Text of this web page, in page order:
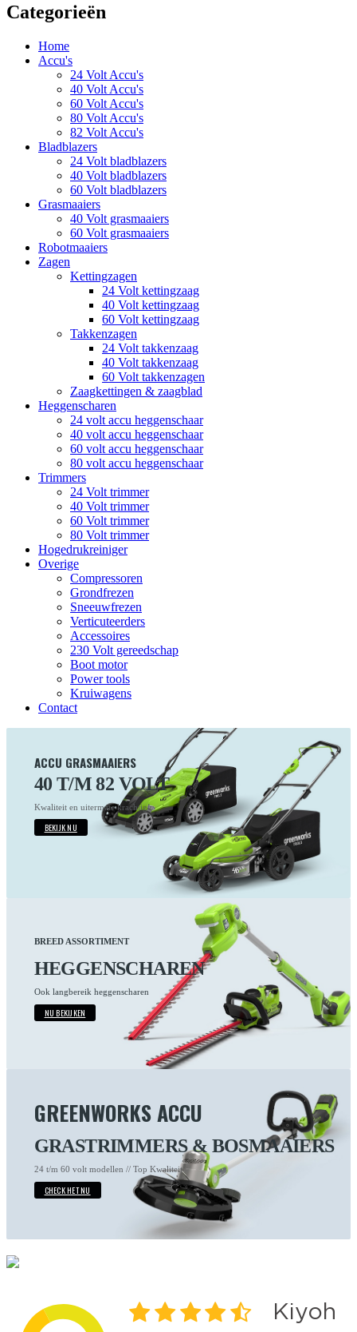
Categorieën
Home
Accu's
24 Volt Accu's
40 Volt Accu's
60 Volt Accu's
80 Volt Accu's
82 Volt Accu's
Bladblazers
24 Volt bladblazers
40 Volt bladblazers
60 Volt bladblazers
Grasmaaiers
40 Volt grasmaaiers
60 Volt grasmaaiers
Robotmaaiers
Zagen
Kettingzagen
24 Volt kettingzaag
40 Volt kettingzaag
60 Volt kettingzaag
Takkenzagen
24 Volt takkenzaag
40 Volt takkenzaag
60 Volt takkenzagen
Zaagkettingen & zaagblad
Heggenscharen
24 volt accu heggenschaar
40 volt accu heggenschaar
60 volt accu heggenschaar
80 volt accu heggenschaar
Trimmers
24 Volt trimmer
40 Volt trimmer
60 Volt trimmer
80 Volt trimmer
Hogedrukreiniger
Overige
Compressoren
Grondfrezen
Sneeuwfrezen
Verticuteerders
Accessoires
230 Volt gereedschap
Boot motor
Power tools
Kruiwagens
Contact
ACCU GRASMAAIERS
40 T/M 82 VOLT
Kwaliteit en uitermate krachtig!
BEKIJK NU
BREED ASSORTIMENT
HEGGENSCHAREN
Ook langbereik heggenscharen
NU BEKIJKEN
GREENWORKS ACCU
GRASTRIMMERS & BOSMAAIERS
24 t/m 60 volt modellen // Top Kwaliteit
CHECK HET NU